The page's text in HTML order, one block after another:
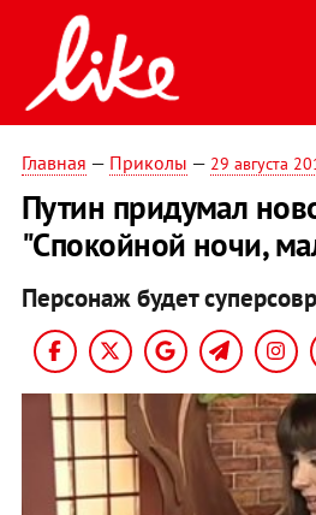
Главная — Приколы — 29 августа
Путин придумал
"Спокойной ночи,
Персонаж будет